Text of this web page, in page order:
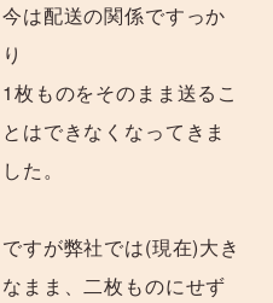
今は配送の関係ですっか
り
1枚ものをそのまま送るこ
とはできなくなってきま
した。
ですが弊社では(現在)大き
なまま、二枚ものにせず